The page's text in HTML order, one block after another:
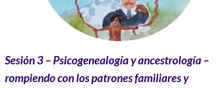
Sesión 3– Psicogenealogía y ancestrología –
rompiendo con los patrones familiares y